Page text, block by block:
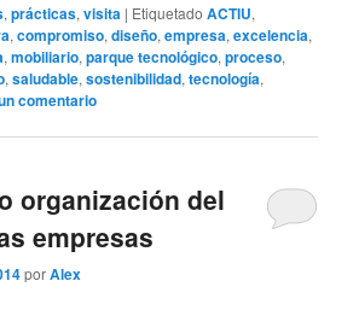
,prácticas,visita | Etiquetado ACTIU,
,compromiso,diseño,empresa,excelencia,
,mobiliario,parque tecnológico,proceso,
,saludable,sostenibilidad,tecnología,
comentario
organización del
empresas
porAlex